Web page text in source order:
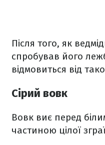
Після того, як
спробував його
відмовиться від
Сірий вовк
Вовк виє перед
частиною цілої